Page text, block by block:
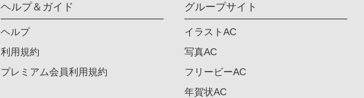
ヘルプ＆ガイド
ヘルプ
利用規約
プレミアム会員利用規約
グループサイト
イラストAC
写真AC
フリービーAC
年賀状AC